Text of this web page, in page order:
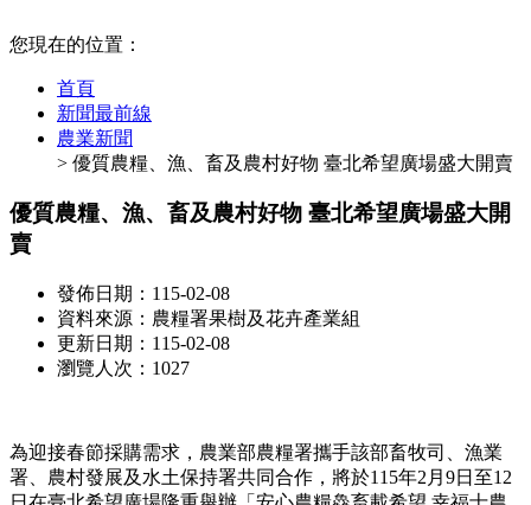
您現在的位置：
首頁
新聞最前線
農業新聞
> 優質農糧、漁、畜及農村好物 臺北希望廣場盛大開賣
優質農糧、漁、畜及農村好物 臺北希望廣場盛大開
賣
發佈日期：115-02-08
資料來源：農糧署果樹及花卉產業組
更新日期：115-02-08
瀏覽人次：1027
為迎接春節採購需求，農業部農糧署攜手該部畜牧司、漁業
署、農村發展及水土保持署共同合作，將於115年2月9日至12